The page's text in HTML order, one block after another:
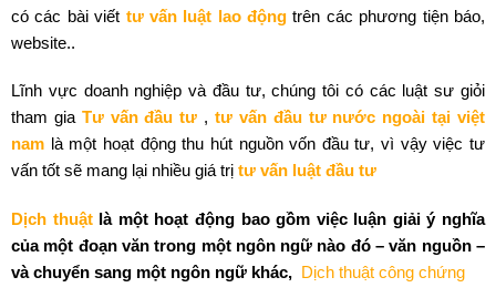
có các bài viết tư vấn luật lao động trên các phương tiện báo,
website..
Lĩnh vực doanh nghiệp và đầu tư, chúng tôi có các luật sư giỏi
tham gia Tư vấn đầu tư ,tư vấn đầu tư nước ngoài tại việt
nam là một hoạt động thu hút nguồn vốn đầu tư, vì vậy việc tư
vấn tốt sẽ mang lại nhiều giá trị tư vấn luật đầu tư
Dịch thuậtlà một hoạt động bao gồm việc luận giải ý nghĩa
của một đoạn văn trong một ngôn ngữ nào đó – văn nguồn –
và chuyển sang một ngôn ngữ khác, Dịch thuật công chứng